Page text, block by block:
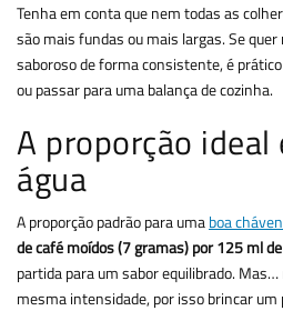
Tenha em conta que nem todas as
são mais fundas ou mais largas. Se
saboroso de forma consistente, é
ou passar para uma balança de cozinha.
A proporção
água
A proporção padrão para umaboa
de café moídos (7 gramas) por 125 ml
partida para um sabor equilibrado.
mesma intensidade, por isso brincar um